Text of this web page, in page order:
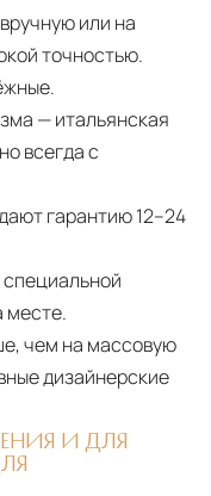
или на
точностью.
— итальянская
всегда с
гарантию 12–24
месте.
чем на массовую
дизайнерские
И ДЛЯ